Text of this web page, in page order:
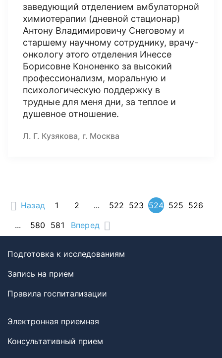
заведующий отделением амбулаторной
химиотерапии (дневной стационар)
Антону Владимировичу Снеговому и
старшему научному сотруднику, врачу-
онкологу этого отделения Инессе
Борисовне Кононенко за высокий
профессионализм, моральную и
психологическую поддержку в
трудные для меня дни, за теплое и
душевное отношение.
Л. Г. Кузякова, г. Москва
Назад 1 2 ... 522 523 524 525 526
...
580 581 Вперед
Подготовка к исследованиям
Запись на прием
Правила госпитализации
Электронная приемная
Консультативный прием